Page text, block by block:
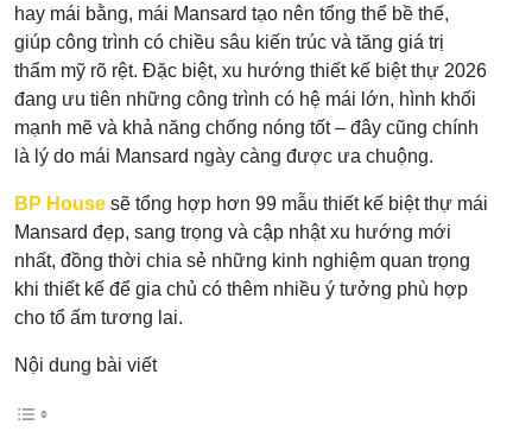
hay mái bằng, mái Mansard tạo nên tổng thể bề thế,
giúp công trình có chiều sâu kiến trúc và tăng giá trị
thẩm mỹ rõ rệt. Đặc biệt, xu hướng thiết kế biệt thự 2026
đang ưu tiên những công trình có hệ mái lớn, hình khối
mạnh mẽ và khả năng chống nóng tốt – đây cũng chính
là lý do mái Mansard ngày càng được ưa chuộng.
BP House sẽ tổng hợp hơn 99 mẫu thiết kế biệt thự mái
Mansard đẹp, sang trọng và cập nhật xu hướng mới
nhất, đồng thời chia sẻ những kinh nghiệm quan trọng
khi thiết kế để gia chủ có thêm nhiều ý tưởng phù hợp
cho tổ ấm tương lai.
Nội dung bài viết